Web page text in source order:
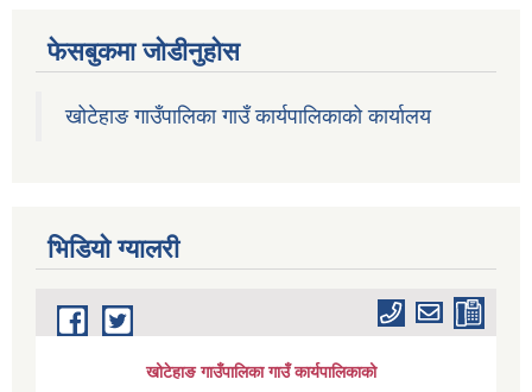
फेसबुकमा जोडीनुहोस
खोटेहाङ गाउँपालिका गाउँ कार्यपालिकाको कार्यालय
भिडियाे ग्यालरी